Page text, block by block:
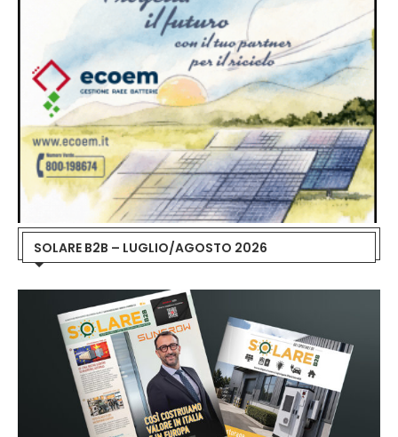
SOLARE B2B – LUGLIO/AGOSTO 2026